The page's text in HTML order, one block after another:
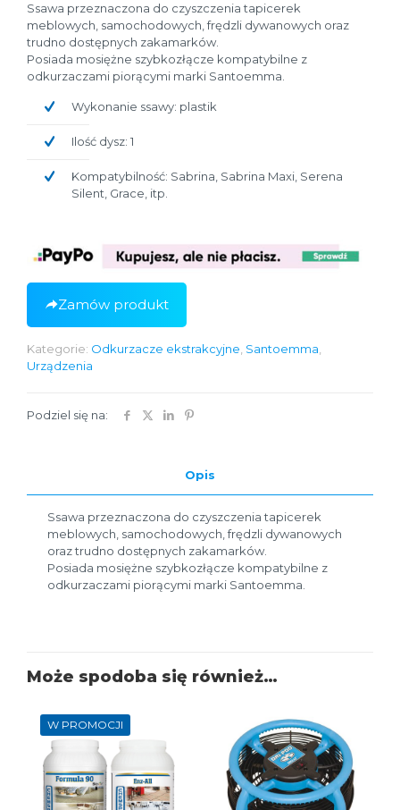
Ssawa przeznaczona do czyszczenia tapicerek
meblowych, samochodowych, frędzli dywanowych oraz
trudno dostępnych zakamarków.
Posiada mosiężne szybkozłącze kompatybilne z
odkurzaczami piorącymi marki Santoemma.
Wykonanie ssawy: plastik
Ilość dysz: 1
Kompatybilność: Sabrina, Sabrina Maxi, Serena
Silent, Grace, itp.
Zamów produkt
Kategorie: Odkurzacze ekstrakcyjne Santoemma
Urządzenia
Podziel się na:
Opis
Ssawa przeznaczona do czyszczenia tapicerek
meblowych, samochodowych, frędzli dywanowych
oraz trudno dostępnych zakamarków.
Posiada mosiężne szybkozłącze kompatybilne z
odkurzaczami piorącymi marki Santoemma.
Może spodoba się również…
W PROMOCJI